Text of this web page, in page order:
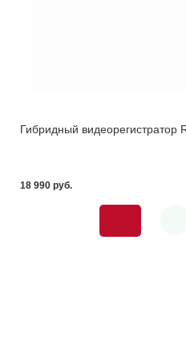
Гибридный видеорегистратор
18 990 pуб.